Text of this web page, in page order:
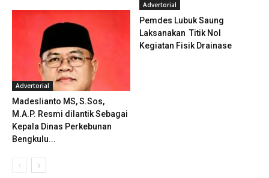
Advertorial
Madeslianto MS, S.Sos,
M.A.P. Resmi dilantik Sebagai
Kepala Dinas Perkebunan
Bengkulu...
Advertorial
Pemdes Lubuk Saung
Laksanakan Titik Nol
Kegiatan Fisik Drainase